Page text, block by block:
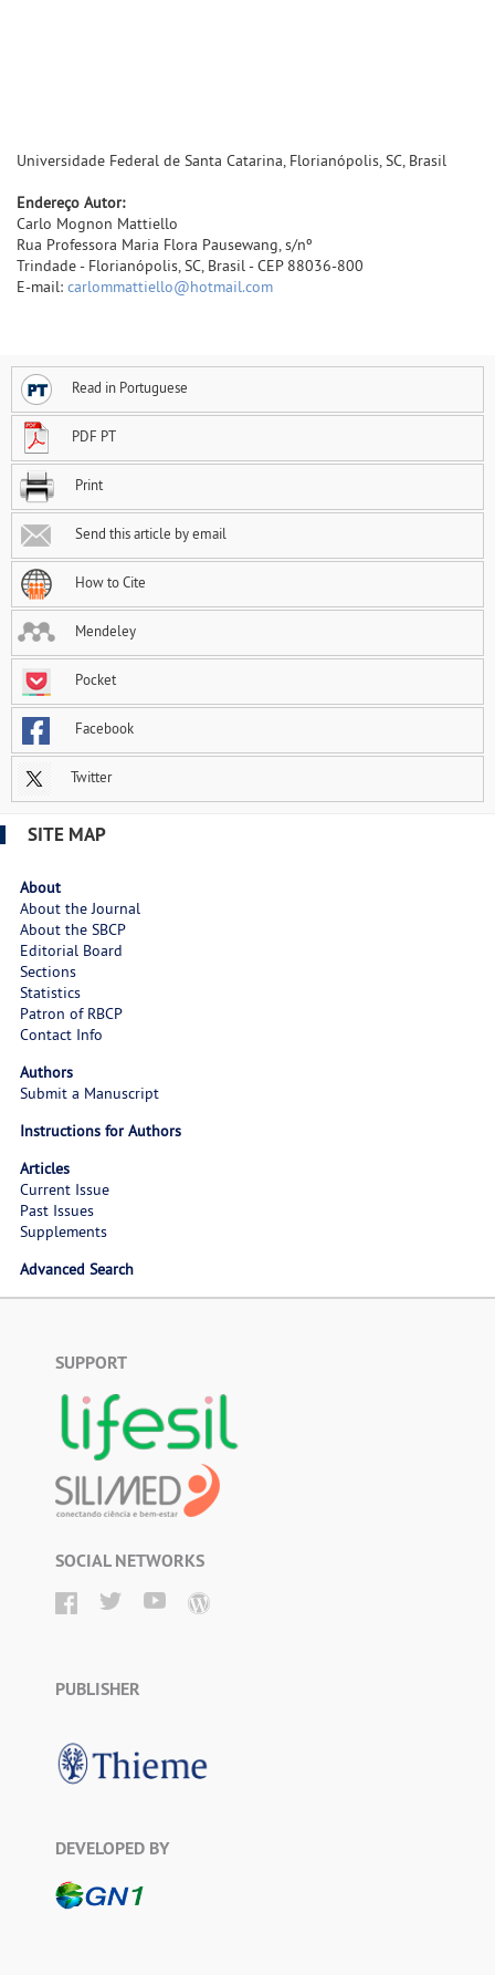
Universidade Federal de Santa Catarina, Florianópolis, SC, Brasil
Endereço Autor:
Carlo Mognon Mattiello
Rua Professora Maria Flora Pausewang, s/nº
Trindade - Florianópolis, SC, Brasil - CEP 88036-800
E-mail: carlommattiello@hotmail.com
Read in Portuguese
PDF PT
Print
Send this article by email
How to Cite
Mendeley
Pocket
Facebook
Twitter
SITE MAP
About
About the Journal
About the SBCP
Editorial Board
Sections
Statistics
Patron of RBCP
Contact Info
Authors
Submit a Manuscript
Instructions for Authors
Articles
Current Issue
Past Issues
Supplements
Advanced Search
SUPPORT
SOCIAL NETWORKS
PUBLISHER
DEVELOPED BY